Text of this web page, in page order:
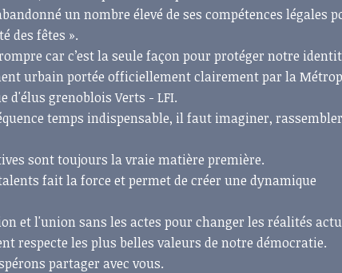
un nombre élevé de ses compétences légales
des fêtes ».
car c’est la seule façon pour protéger notre
urbain portée officiellement clairement par la
d'élus grenoblois Verts - LFI.
temps indispensable, il faut imaginer,
sont toujours la vraie matière première.
fait la force et permet de créer une dynamique
et l'union sans les actes pour changer les réalités
respecte les plus belles valeurs de notre démocratie.
partager avec vous.